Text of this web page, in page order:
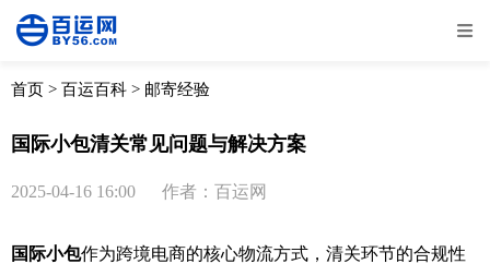
全部 物流资讯
取消
首页 > 百运百科 > 邮寄经验
国际小包清关常见问题与解决方案
2025-04-16 16:00 作者：百运网
国际小包作为跨境电商的核心物流方式，清关环节的合规性